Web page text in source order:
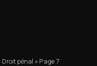
Droit pénal » Page 7